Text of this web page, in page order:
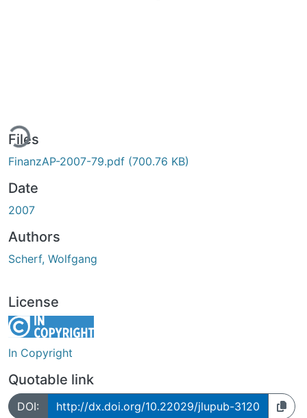
Files
FinanzAP-2007-79.pdf (700.76 KB)
Date
2007
Authors
Scherf, Wolfgang
License
In Copyright
Quotable link
DOI: http://dx.doi.org/10.22029/jlupub-3120